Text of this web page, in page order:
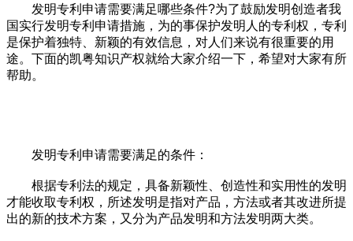
发明专利申请需要满足哪些条件?为了鼓励发明创造者我
国实行发明专利申请措施，为的事保护发明人的专利权，专利
是保护着独特、新颖的有效信息，对人们来说有很重要的用
途。下面的凯粤知识产权就给大家介绍一下，希望对大家有所
帮助。
发明专利申请需要满足的条件：
根据专利法的规定，具备新颖性、创造性和实用性的发明
才能收取专利权，所述发明是指对产品，方法或者其改进所提
出的新的技术方案，又分为产品发明和方法发明两大类。